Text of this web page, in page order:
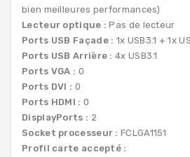
bien meilleures performances)
Lecteur optique : Pas de lecteur
Ports USB Façade : 1x USB3.1 + 1x
Ports USB Arrière : 4x USB3.1
Ports VGA : 0
Ports DVI : 0
Ports HDMI : 0
DisplayPorts : 2
Socket processeur : FCLGA1151
Profil carte accepté :